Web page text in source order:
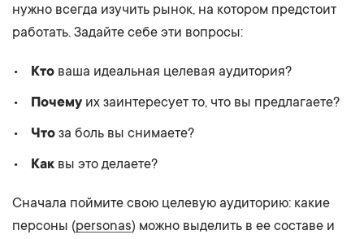
нужно всегда изучить рынок, на котором предстоит
работать. Задайте себе эти вопросы:
Кто ваша идеальная целевая аудитория?
Почемуих заинтересует то, что вы предлагаете?
Что за боль вы снимаете?
Как вы это делаете?
Сначала поймите свою целевую аудиторию: какие
персоны (personas) можно выделить в ее составе и